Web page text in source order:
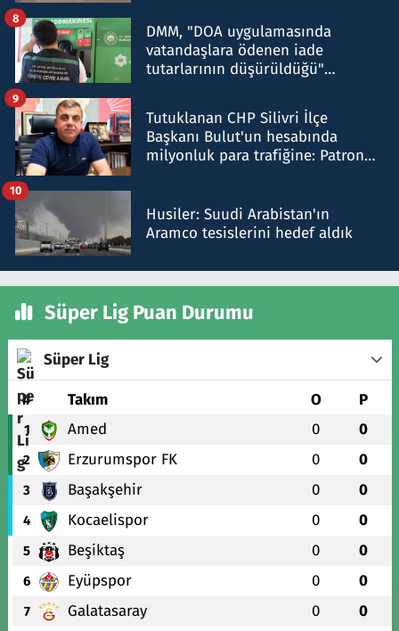
DMM, "DOA uygulamasında
vatandaşlara ödenen iade
tutarlarının düşürüldüğü"
8
Tutuklanan CHP Silivri İlçe
Başkanı Bulut'un hesabında
milyonluk para trafiğine: Patron
9
Husiler: Suudi Arabistan'ın
Aramco tesislerini hedef aldık
10
Süper Lig Puan Durumu
Süper Lig
# Takım O P
1 Amed 0 0
2 Erzurumspor FK 0 0
3 Başakşehir 0 0
4 Kocaelispor 0 0
5 Beşiktaş 0 0
6 Eyüpspor 0 0
7 Galatasaray 0 0